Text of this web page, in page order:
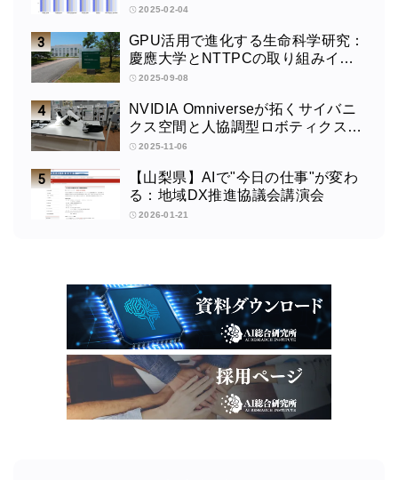
2025-02-04
GPU活用で進化する生命科学研究：
慶應大学とNTTPCの取り組みイン
タビュー
2025-09-08
NVIDIA Omniverseが拓くサイバニ
クス空間と人協調型ロボティクスの
未来：筑波大学サイバニクス研究セ
2025-11-06
【山梨県】AIで"今日の仕事"が変わ
る：地域DX推進協議会講演会
2026-01-21